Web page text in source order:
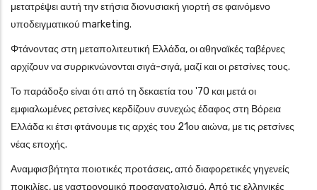
μετατρέψει αυτή την ετήσια διονυσιακή γιορτή σε φαινόμενο
υποδειγματικού marketing.
Φτάνοντας στη μεταπολιτευτική Ελλάδα, οι αθηναϊκές ταβέρνες
αρχίζουν να συρρικνώνονται σιγά-σιγά, μαζί και οι ρετσίνες τους.
Το παράδοξο είναι ότι από τη δεκαετία του '70 και μετά οι
εμφιαλωμένες ρετσίνες κερδίζουν συνεχώς έδαφος στη Βόρεια
Ελλάδα κι έτσι φτάνουμε τις αρχές του 21ου αιώνα, με τις ρετσίνες
νέας εποχής.
Αναμφισβήτητα ποιοτικές προτάσεις, από διαφορετικές γηγενείς
ποικιλίες, με γαστρονομικό προσανατολισμό. Από τις ελληνικές